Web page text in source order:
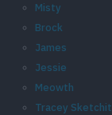
Misty
Brock
James
Jessie
Meowth
Tracey Sketchit